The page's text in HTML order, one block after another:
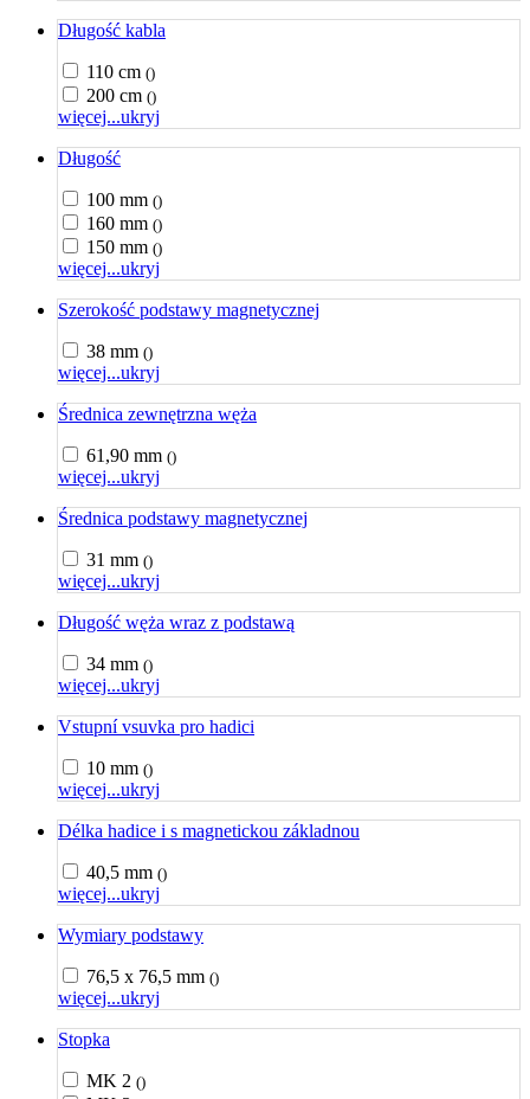
Długość kabla
110 cm ()
200 cm ()
więcej...ukryj
Długość
100 mm ()
160 mm ()
150 mm ()
więcej...ukryj
Szerokość podstawy magnetycznej
38 mm ()
więcej...ukryj
Średnica zewnętrzna węża
61,90 mm ()
więcej...ukryj
Średnica podstawy magnetycznej
31 mm ()
więcej...ukryj
Długość węża wraz z podstawą
34 mm ()
więcej...ukryj
Vstupní vsuvka pro hadici
10 mm ()
więcej...ukryj
Délka hadice i s magnetickou základnou
40,5 mm ()
więcej...ukryj
Wymiary podstawy
76,5 x 76,5 mm ()
więcej...ukryj
Stopka
MK 2 ()